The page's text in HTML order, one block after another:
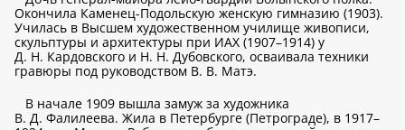
Окончила Каменец-Подольскую женскую гимназию (1903).
Училась в Высшем художественном училище живописи,
скульптуры и архитектуры при ИАХ (1907–1914) у
Д. Н. Кардовского и Н. Н. Дубовского, осваивала техники
гравюры под руководством В. В. Матэ.
В начале 1909 вышла замуж за художника
В. Д. Фалилеева. Жила в Петербурге (Петрограде), в 1917–